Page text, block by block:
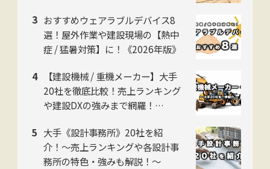
おすすめウェアラブルデバイス8
選！屋外作業や建設現場の【熱中
症 / 猛暑対策】に！《2026年版》
【建設機械 / 重機メーカー】大手
20社を徹底比較！売上ランキング
や建設DXの強みまで網羅！
大手《設計事務所》20社を紹
介！〜売上ランキングや各設計事
務所の特色・強みも解説！〜